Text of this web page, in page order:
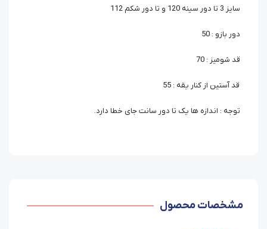
سایز 3 تا دور سینه 120 و تا دور شکم 112
دور بازو : 50
قد شومیز : 70
قد آستین از کنار یقه : 55
توجه : اندازه ها یک تا دور سانت جای خطا دارد.
مشخصات محصول